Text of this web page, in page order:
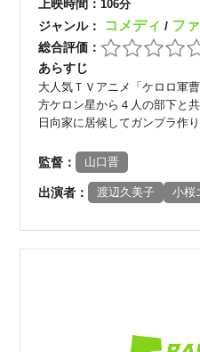
上映時間： 106分
ジャンル： コメディ/ フ
総合評価：
あらすじ
大人気ＴＶアニメ「ケロロ軍
方ケロン星から４人の部下と
日向家に居候してガンプラ作
監督： 山口晋
出演者： 渡辺久美子 小桜